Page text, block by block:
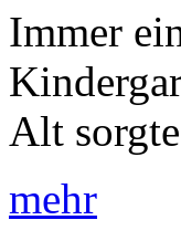
Immer
Alt
mehr